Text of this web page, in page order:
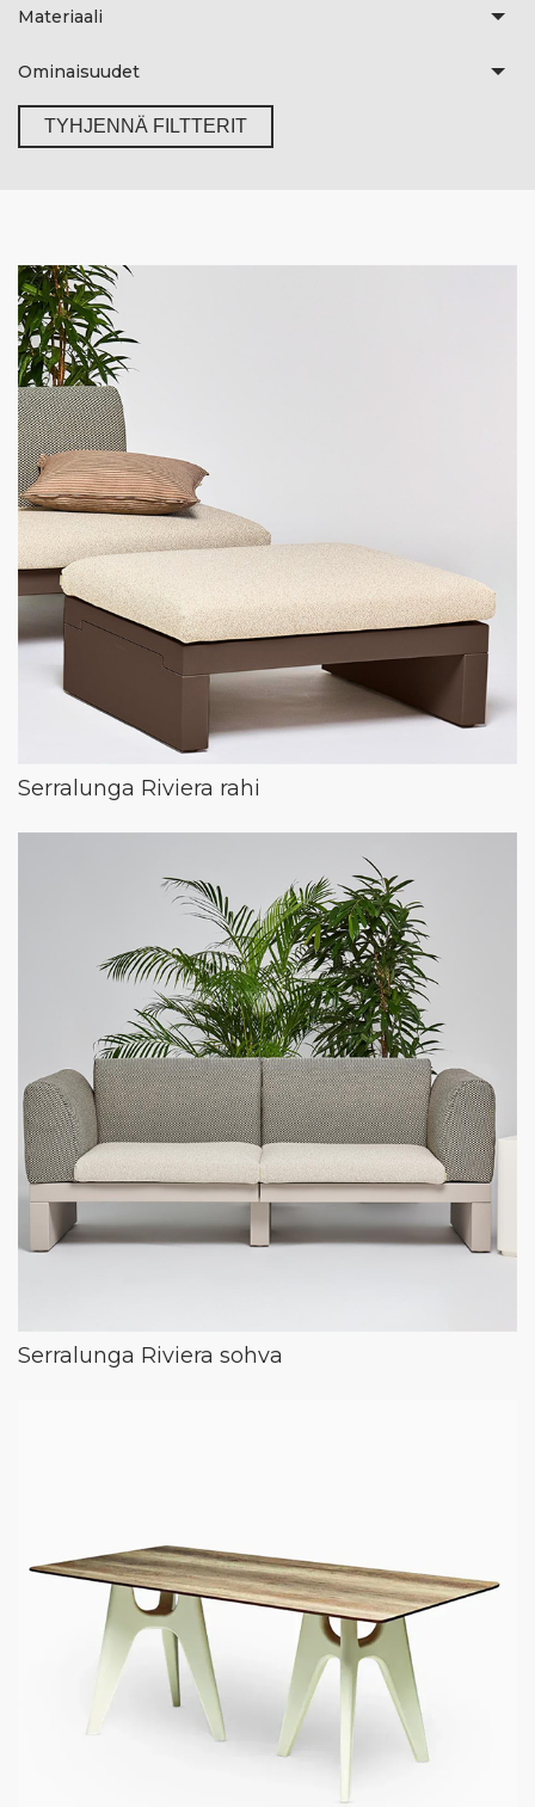
Materiaali
Ominaisuudet
TYHJENNÄ FILTTERIT
Serralunga Riviera rahi
Serralunga Riviera sohva